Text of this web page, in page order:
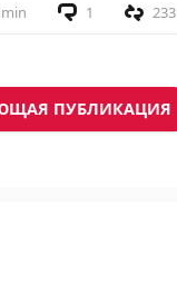
1 233
ПУБЛИКАЦИЯ